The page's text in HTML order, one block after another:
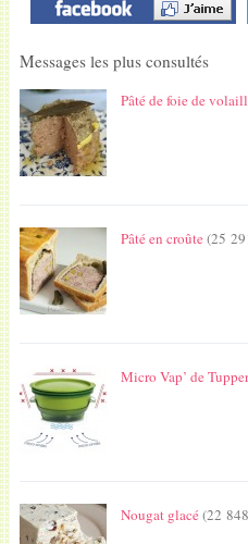
Messages les plus consultés
Pâté de foie de
Pâté en croûte(25
Micro Vap’ de
Nougat glacé(22